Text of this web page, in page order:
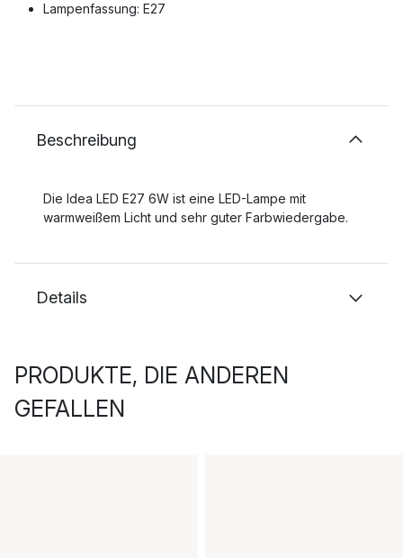
Lampenfassung: E27
Beschreibung
Die Idea LED E27 6W ist eine LED-Lampe mit
warmweißem Licht und sehr guter Farbwiedergabe.
Details
PRODUKTE, DIE ANDEREN
GEFALLEN